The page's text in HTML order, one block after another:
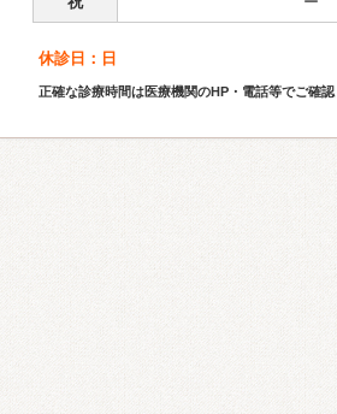
休診日：日
正確な診療時間は医療機関のHP・電話等でご確